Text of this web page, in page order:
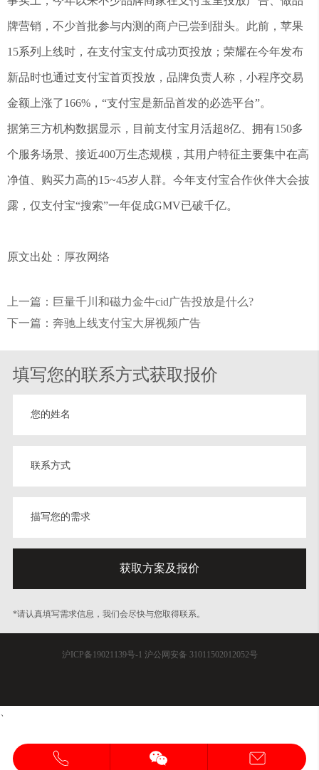
牌营销，不少首批参与内测的商户已尝到甜头。此前，苹果
15系列上线时，在支付宝支付成功页投放；荣耀在今年发布
新品时也通过支付宝首页投放，品牌负责人称，小程序交易
金额上涨了166%，“支付宝是新品首发的必选平台”。
据第三方机构数据显示，目前支付宝月活超8亿、拥有150多
个服务场景、接近400万生态规模，其用户特征主要集中在高
净值、购买力高的15~45岁人群。今年支付宝合作伙伴大会披
露，仅支付宝“搜索”一年促成GMV已破千亿。
原文出处： 厚孜网络
上一篇：巨量千川和磁力金牛cid广告投放是什么?
下一篇：奔驰上线支付宝大屏视频广告
填写您的联系方式获取报价
*请认真填写需求信息，我们会尽快与您取得联系。
沪ICP备19021139号-1 沪公网安备 31011502012052号
、